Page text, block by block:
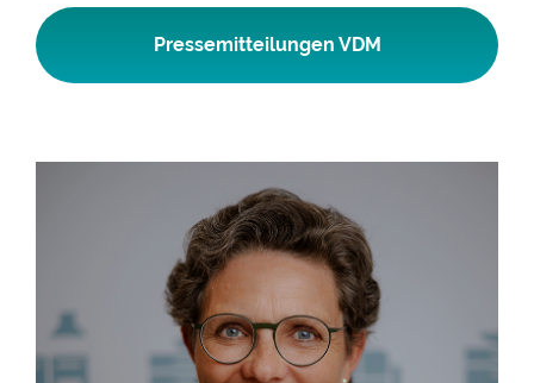
Pressemitteilungen VDM